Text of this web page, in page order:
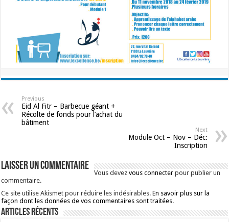
Previous
Eid Al Fitr – Barbecue géant +
Récolte de fonds pour l’achat du
bâtiment
Next
Module Oct – Nov – Déc:
Inscription
Laisser un commentaire
Vous devezvous connecter pour publier un
commentaire.
Ce site utilise Akismet pour réduire les indésirables.En savoir plus sur la
façon dont les données de vos commentaires sont traitées.
Articles récents